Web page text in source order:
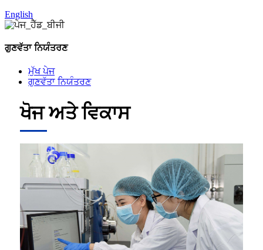
English
ਗੁਣਵੱਤਾ ਨਿਯੰਤਰਣ
ਮੁੱਖ ਪੇਜ
ਗੁਣਵੱਤਾ ਨਿਯੰਤਰਣ
ਖੋਜ ਅਤੇ ਵਿਕਾਸ